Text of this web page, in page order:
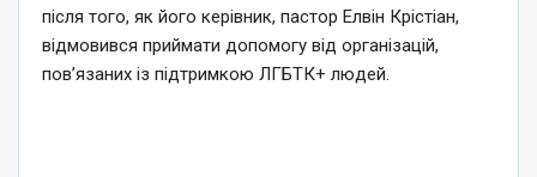
після того, як його керівник, пастор Елвін Крістіан,
відмовився приймати допомогу від організацій,
пов’язаних із підтримкою ЛГБТК+ людей.